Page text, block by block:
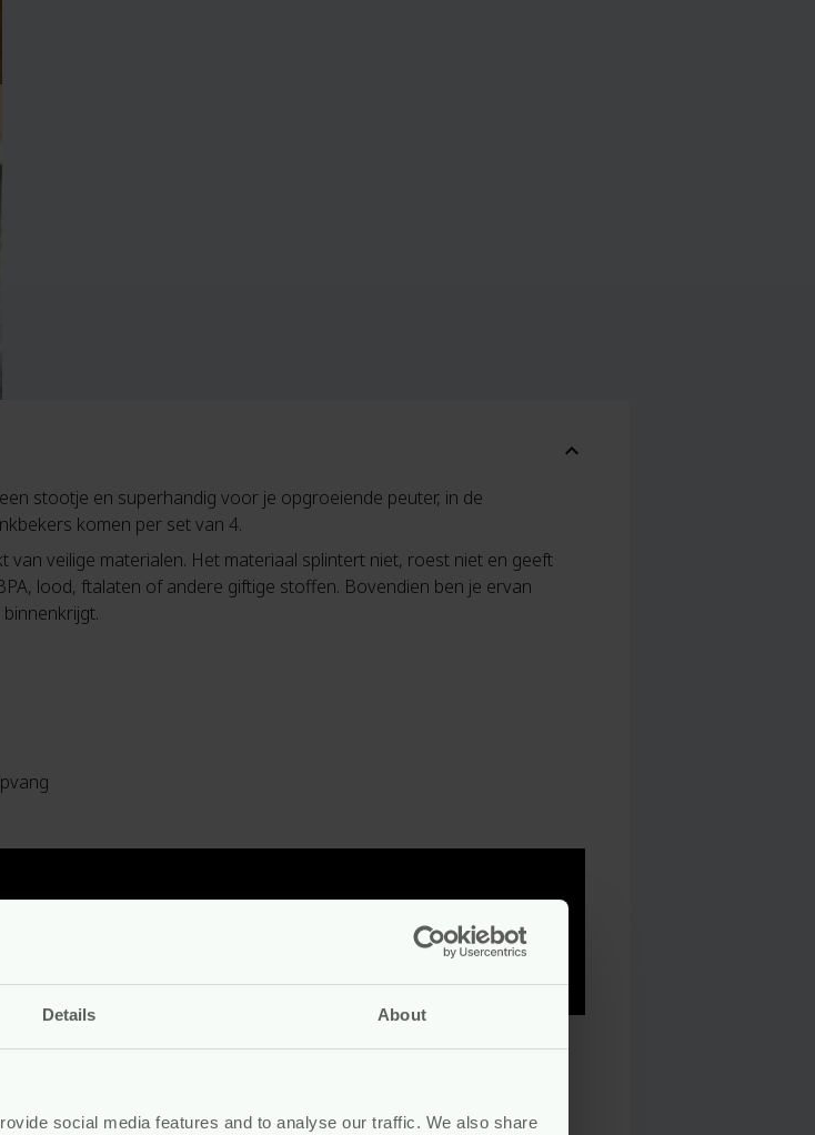
Details About
social media features and to analyse our traffic. We also share
expand_more
stootje en superhandig voor je opgroeiende peuter, in de
komen per set van 4.
van veilige materialen. Het materiaal splintert niet, roest niet en geeft
lood, ftalaten of andere giftige stoffen. Bovendien ben je ervan
de planeet op de eerste plaats zet. Met producten die de aarde niet